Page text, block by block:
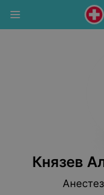
Князев